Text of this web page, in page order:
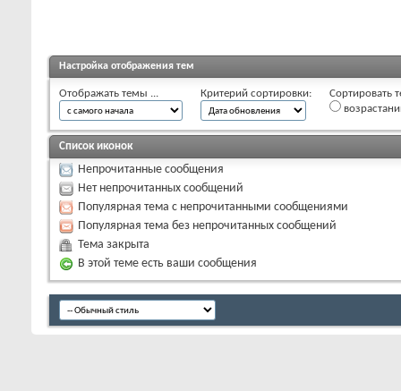
Настройка отображения тем
Отображать темы ... Критерий сортировки:
Сортировать
Список иконок
Непрочитанные сообщения
Нет непрочитанных сообщений
Популярная тема с непрочитанными сообщениями
Популярная тема без непрочитанных сообщений
Тема закрыта
В этой теме есть ваши сообщения